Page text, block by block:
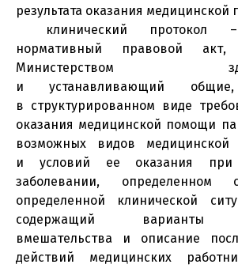
результата оказания
клинический протокол
нормативный правовой акт,
Министерством
и устанавливающий
в структурированном виде
оказания медицинской помощи
возможных видов
и условий ее оказания при
заболевании, определенном
определенной клинической
содержащий варианты
вмешательства и описание
действий медицинских